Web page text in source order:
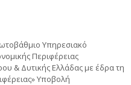
Υπηρεσιακό
Περιφέρειας
& Δυτικής Ελλάδας με έδρα τη
Υποβολή